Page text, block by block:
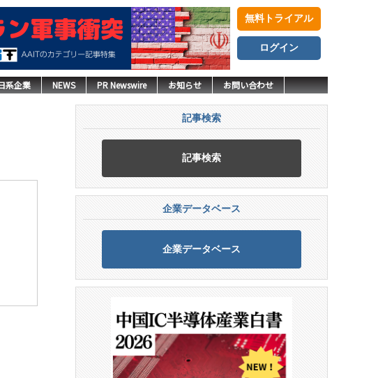
無料トライアル
ログイン
系企業 NEWS PR Newswire お知らせ お問い合わせ
記事検索
記事検索
企業データベース
企業データベース